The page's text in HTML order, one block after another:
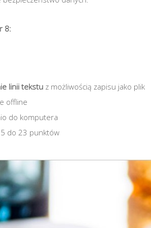
8:
linii tekstu z możliwością zapisu jako plik
offline
do komputera
do 23 punktów